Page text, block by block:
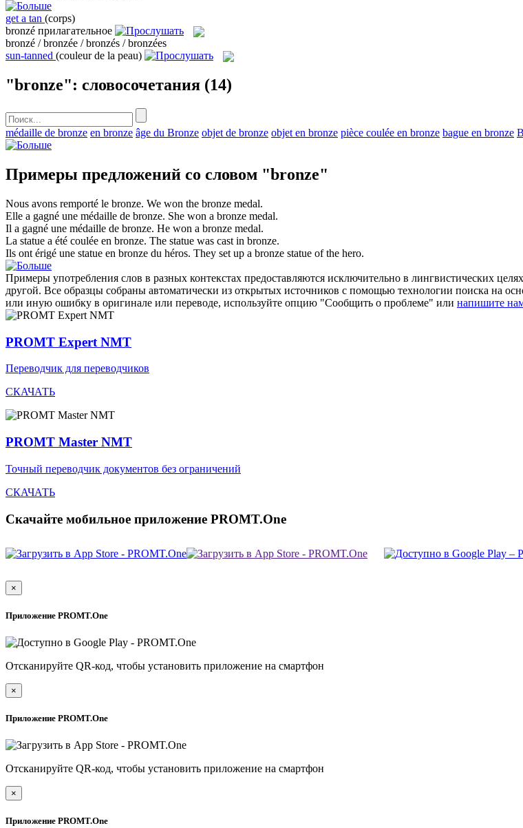
get a tan (corps)
bronzé прилагательное
bronzé / bronzée / bronzés / bronzées
sun-tanned (couleur de la peau)
"bronze": словосочетания (14)
médaille de bronze en bronze âge du Bronze objet de bronze objet en bronze pièce coulée en bronze bague en bronze
Примеры предложений со словом "bronze"
Nous avons remporté le bronze. We won the bronze medal.
Elle a gagné une médaille de bronze. She won a bronze medal.
Il a gagné une médaille de bronze. He won a bronze medal.
La statue a été coulée en bronze. The statue was cast in bronze.
Ils ont érigé une statue en bronze du héros. They set up a bronze statue of the hero.
Примеры употребления слов в разных контекстах предоставляются исключительно в лингвистических
другой. Все образцы собраны автоматически из открытых источников с помощью технологии поиска на
или иную ошибку в оригинале или переводе, используйте опцию "Сообщить о проблеме" или напишите
PROMT Expert NMT
Переводчик для переводчиков
СКАЧАТЬ
PROMT Master NMT
Точный переводчик документов без ограничений
СКАЧАТЬ
Скачайте мобильное приложение PROMT.One
×
Приложение PROMT.One
Отсканируйте QR-код, чтобы установить приложение на смартфон
×
Приложение PROMT.One
Отсканируйте QR-код, чтобы установить приложение на смартфон
×
Приложение PROMT.One